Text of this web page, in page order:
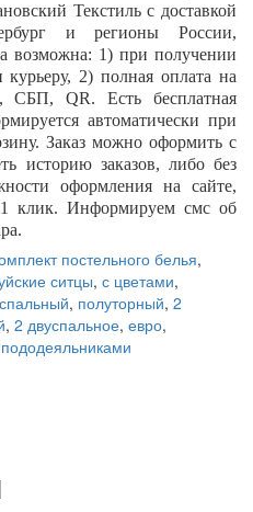
Текстиль с доставкой
и регионы России,
возможна: 1) при получении
2) полная оплата на
СБП,QR. Есть бесплатная
автоматически при
Заказ можно оформить с
историю заказов, либо без
оформления на сайте,
клик. Информируем смс об
постельного белья,
ситцы, с цветами,
, полуторный, 2
, 2 двуспальное, евро,